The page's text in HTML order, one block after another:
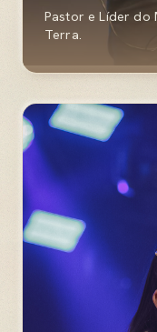
Pastor e Líder do
Terra.